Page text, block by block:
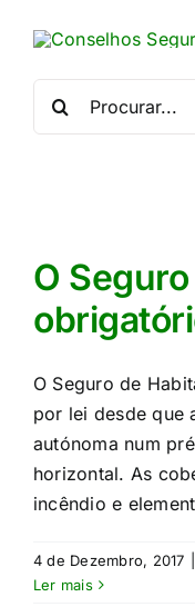
content
por:
O
O Seguro de
por lei desde que
autónoma num
horizontal. As
incêndio e
4 de Dezembro, 2017
Ler mais